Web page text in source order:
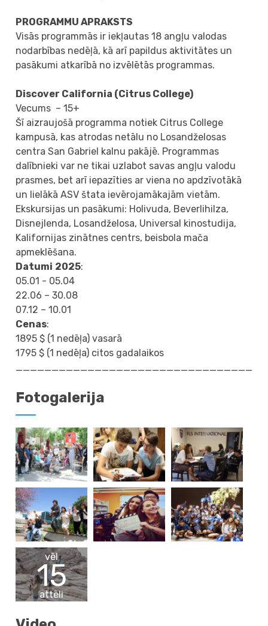
PROGRAMMU APRAKSTS
Visās programmās ir iekļautas 18 angļu valodas
nodarbības nedēļā, kā arī papildus aktivitātes un
pasākumi atkarībā no izvēlētās programmas.
Discover California (Citrus College)
Vecums – 15+
Šī aizraujošā programma notiek Citrus College
kampusā, kas atrodas netālu no Losandželosas
centra San Gabriel kalnu pakājē. Programmas
dalībnieki var ne tikai uzlabot savas angļu valodu
prasmes, bet arī iepazīties ar viena no apdzīvotākā
un lielākā ASV štata ievērojamākajām vietām.
Ekskursijas un pasākumi: Holivuda, Beverlihilza,
Disnejlenda, Losandželosa, Universal kinostudija,
Kalifornijas zinātnes centrs, beisbola mača
apmeklēšana.
Datumi 2025:
05.01 - 05.04
22.06 – 30.08
07.12 – 10.01
Cenas:
1895 $ (1 nedēļa) vasarā
1795 $ (1 nedēļa) citos gadalaikos
Fotogalerija
vēl
15
attēli